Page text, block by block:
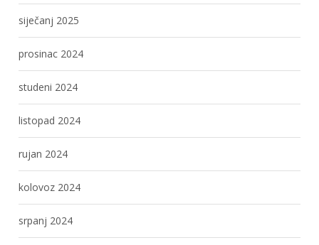
siječanj 2025
prosinac 2024
studeni 2024
listopad 2024
rujan 2024
kolovoz 2024
srpanj 2024